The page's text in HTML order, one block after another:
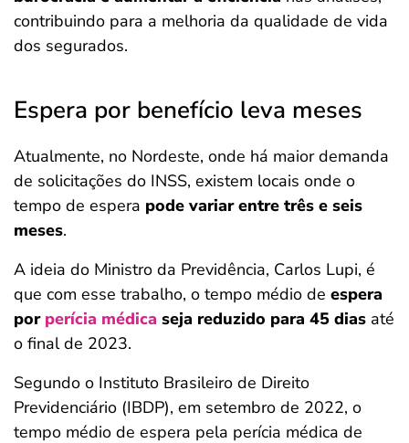
contribuindo para a melhoria da qualidade de vida
dos segurados.
Espera por benefício leva meses
Atualmente, no Nordeste, onde há maior demanda
de solicitações do INSS, existem locais onde o
tempo de espera pode variar entre três e seis
meses.
A ideia do Ministro da Previdência, Carlos Lupi, é
que com esse trabalho, o tempo médio de espera
por perícia médica seja reduzido para 45 dias até
o final de 2023.
Segundo o Instituto Brasileiro de Direito
Previdenciário (IBDP), em setembro de 2022, o
tempo médio de espera pela perícia médica de